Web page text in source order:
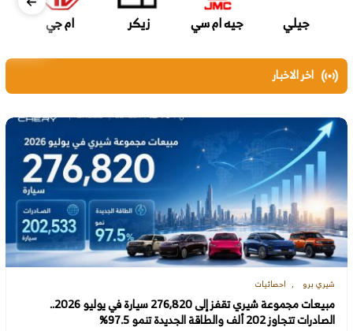
جيلي جيه ام سي زيكر ام جي
اخر الاخبار
شيري برو احصائيات
مبيعات مجموعة شيري تقفز إلى 276,820 سيارة في يوليو 2026..
الصادرات تتجاوز 202 ألف والطاقة الجديدة تنمو 97.5%